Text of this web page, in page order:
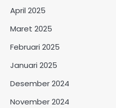
April 2025
Maret 2025
Februari 2025
Januari 2025
Desember 2024
November 2024